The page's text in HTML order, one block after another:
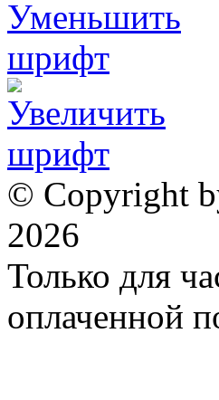
© Copyright
2026
Только для
оплаченной